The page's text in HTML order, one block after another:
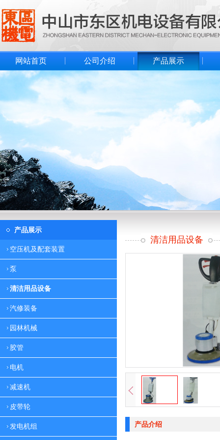
网站首页 公司介绍 产品展示
产品展示
空压机及配套装置
泵
清洁用品设备
汽修装备
园林机械
胶管
电机
减速机
皮带轮
发电机组
清洁用品设备
产品介绍